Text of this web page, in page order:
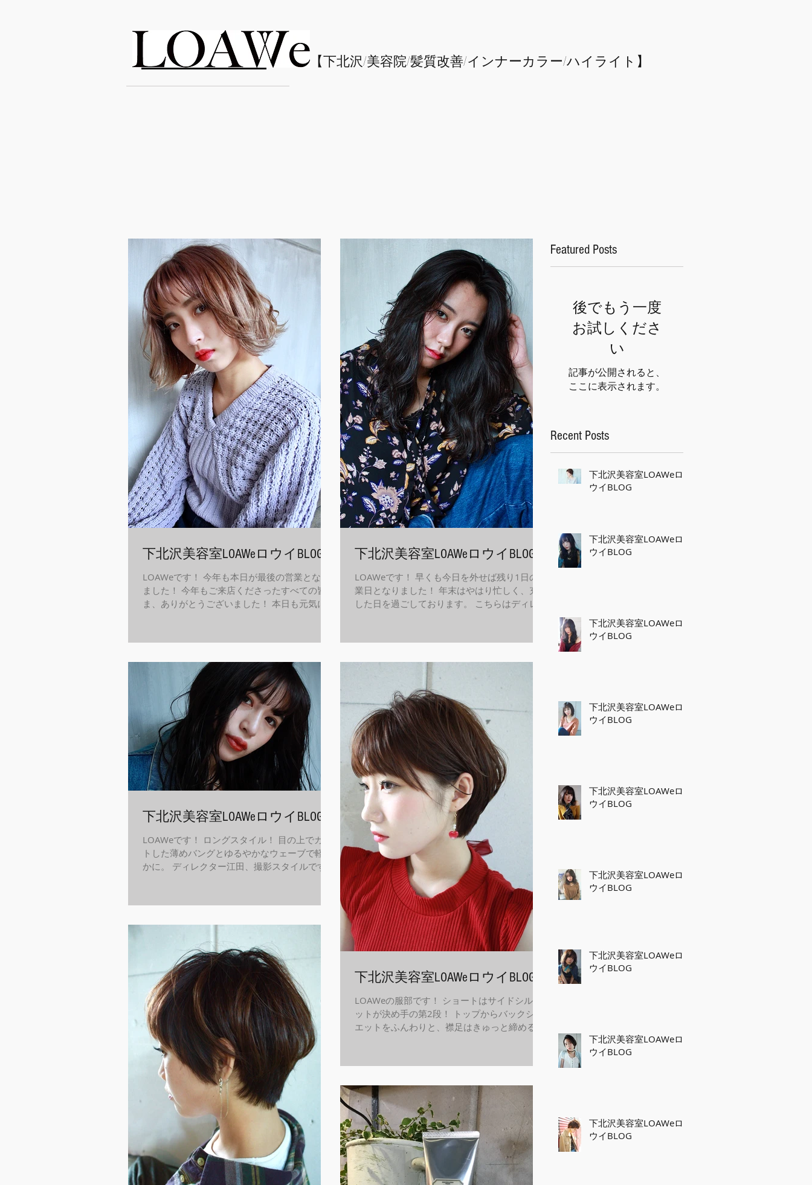
LOAWe ​【下北沢/美容院/髪質改善/インナーカラー/​ハイライト】
下北沢美容室LOAWeロウイBLOG
LOAWeです！ 今年も本日が最後の営業となり
ました！ 今年もご来店くださったすべての皆さ
ま、ありがとうございました！ 本日も元気に営
なっております！...
下北沢美容室LOAWeロウイBLOG
LOAWeです！ 早くも今日を外せば残り1日の営
業日となりました！ 年末はやはり忙しく、充実
した日を過ごしております。 こちらはディレク
グラム インスタ ...
下北沢美容室LOAWeロウイBLOG
LOAWeです！ ロングスタイル！ 目の上でカッ
トした薄めバングとゆるやかなウェーブで軽や
かに。 ディレクター江田、撮影スタイルです！
タ ...
下北沢美容室LOAWeロウイBLOG
LOAWeの服部です！ ショートはサイドシルエ
ットが決め手の第2段！ トップからバックシル
エットをふんわりと、襟足はきゅっと締めると
ピアスで雰囲気を変えてもいいですね。...
Featured Posts
後でもう一度
お試しくださ
い
記事が公開されると、
ここに表示されます。
Recent Posts
下北沢美容室LOAWeロ
ウイBLOG
下北沢美容室LOAWeロ
ウイBLOG
下北沢美容室LOAWeロ
ウイBLOG
下北沢美容室LOAWeロ
ウイBLOG
下北沢美容室LOAWeロ
ウイBLOG
下北沢美容室LOAWeロ
ウイBLOG
下北沢美容室LOAWeロ
ウイBLOG
下北沢美容室LOAWeロ
ウイBLOG
下北沢美容室LOAWeロ
ウイBLOG